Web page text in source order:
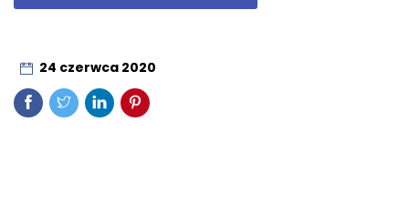
24 czerwca 2020